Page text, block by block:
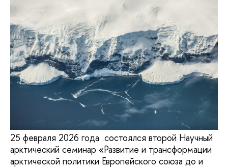
25 февраля 2026 года состоялся второй Научный
арктический семинар «Развитие и трансформации
арктической политики Европейского союза до и